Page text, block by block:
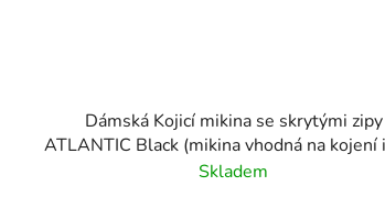
Dámská Kojicí mikina se skrytými zipy
ATLANTIC Black (mikina vhodná na kojení i
těhotenská)
Skladem